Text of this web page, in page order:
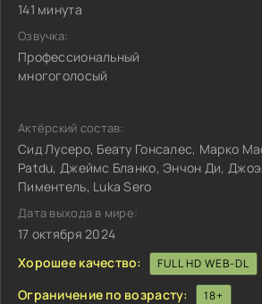
141 минута
Озвучка:
Профессиональный
многоголосый
Актёрский состав:
Сид Лусеро, Беату Гонсалес, Марко
Patdu, Джеймс Бланко, Энчон Ди,
Пиментель, Luka Sero
Дата выхода в мире:
17 октября 2024
Хорошее качество:
FULL HD WEB-DL
Ограничение по возрасту: 18+